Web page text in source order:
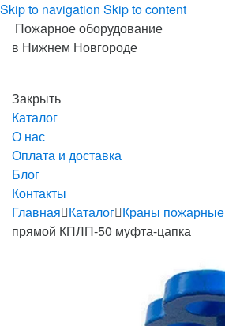
Skip to navigation Skip to content
Пожарное оборудование
в Нижнем Новгороде
Закрыть
Каталог
О нас
Оплата и доставка
Блог
Контакты
Главная Каталог Краны пожарные
прямой КПЛП-50 муфта-цапка